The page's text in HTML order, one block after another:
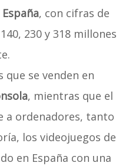
, con cifras de
230 y 318 millones
que se venden en
, mientras que el
a ordenadores, tanto
los videojuegos de
en España con una